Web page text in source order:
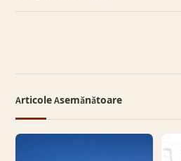
Articole Asemănătoare